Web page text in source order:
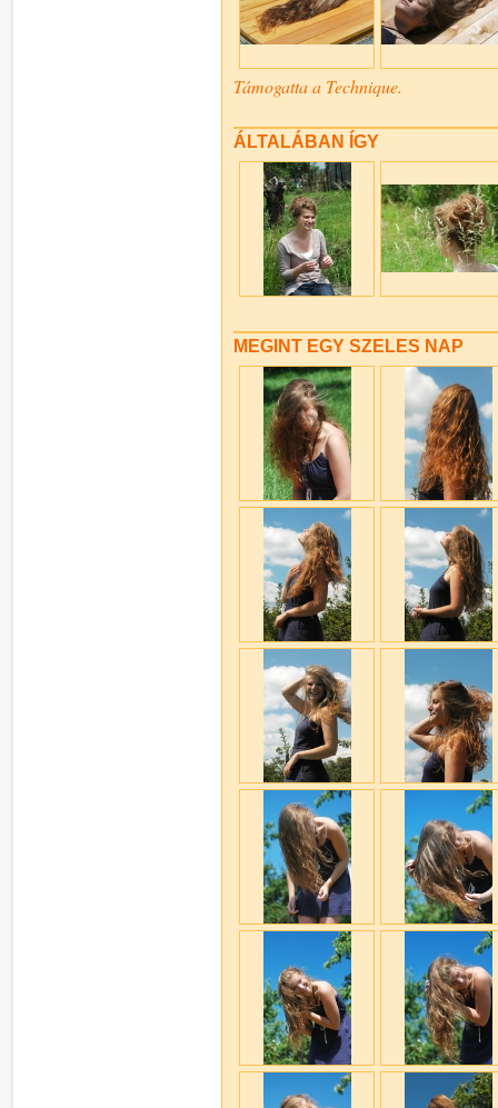
Támogatta a Technique.
ÁLTALÁBAN ÍGY
MEGINT EGY SZELES NAP